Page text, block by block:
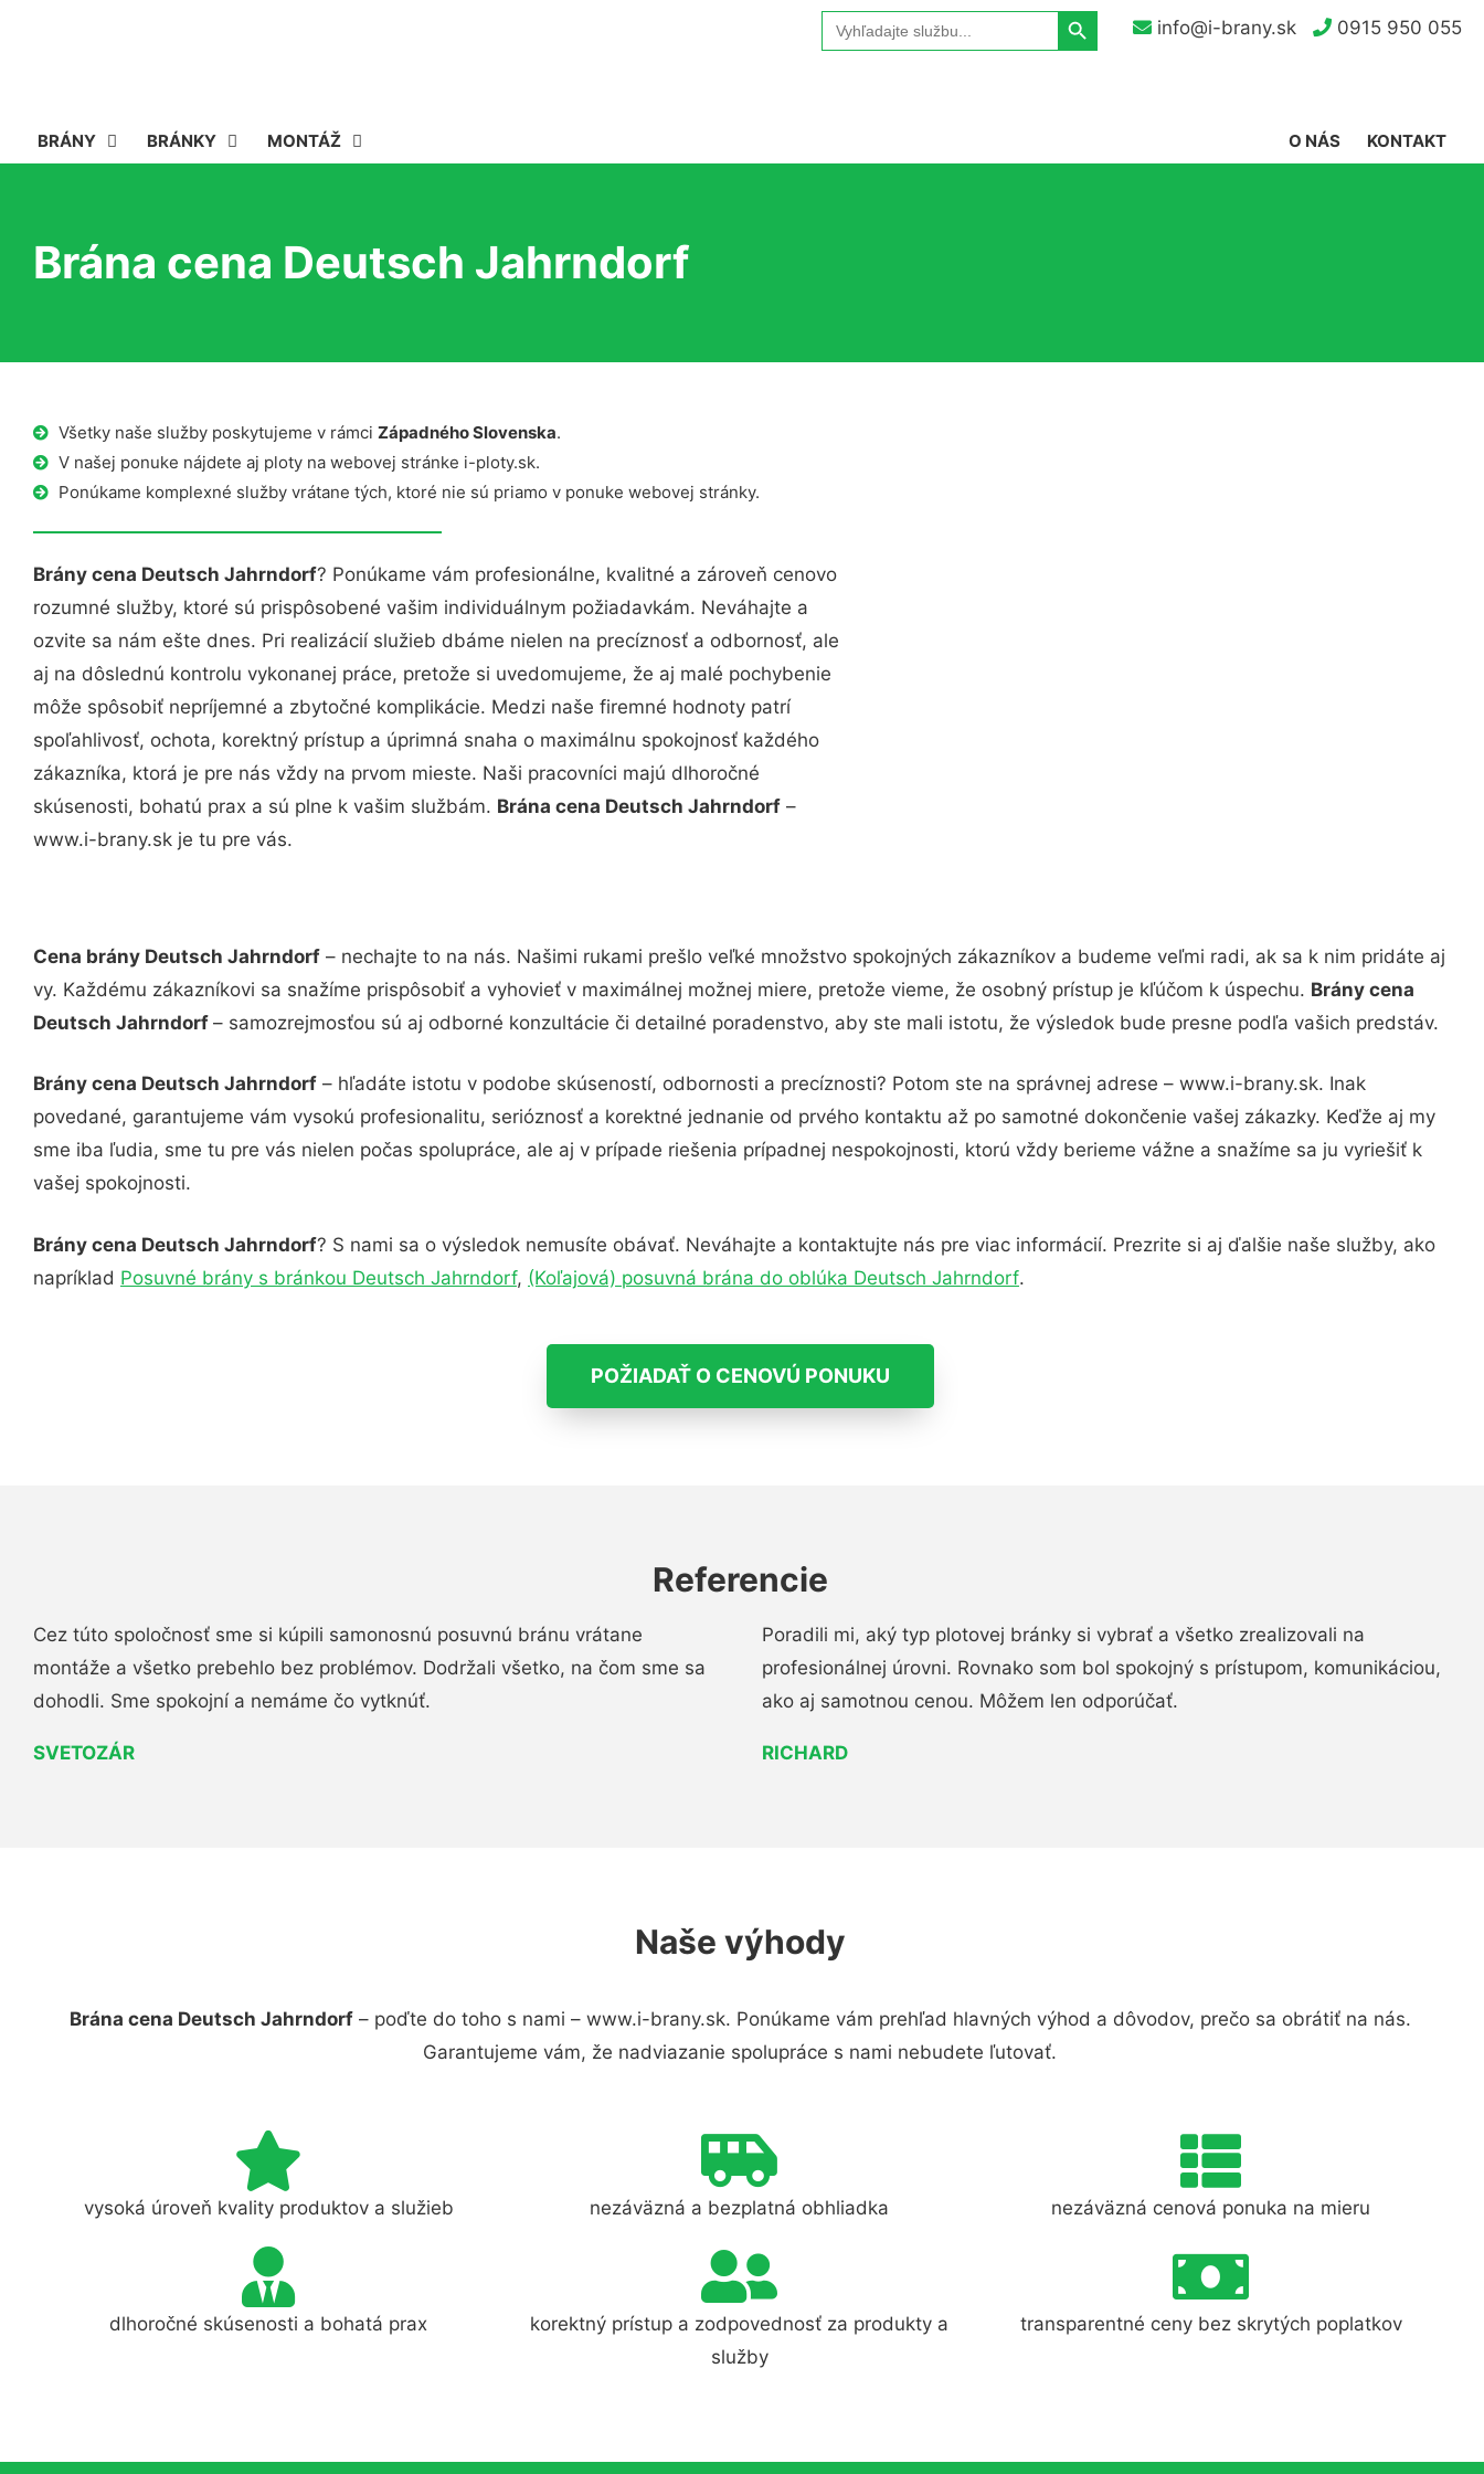
info@i-brany.sk 0915 950 055
Search
for:
Search Button
BRÁNY BRÁNKY MONTÁŽ KONTAKT
O NÁS
Brána cena Deutsch Jahrndorf
Všetky naše služby poskytujeme v rámci Západného Slovenska.
V našej ponuke nájdete aj ploty na webovej stránke i-ploty.sk.
Ponúkame komplexné služby vrátane tých, ktoré nie sú priamo v ponuke webovej stránky.
Brány cena Deutsch Jahrndorf? Ponúkame vám profesionálne, kvalitné a zároveň cenovo
rozumné služby, ktoré sú prispôsobené vašim individuálnym požiadavkám. Neváhajte a
ozvite sa nám ešte dnes. Pri realizácií služieb dbáme nielen na precíznosť a odbornosť, ale
aj na dôslednú kontrolu vykonanej práce, pretože si uvedomujeme, že aj malé pochybenie
môže spôsobiť nepríjemné a zbytočné komplikácie. Medzi naše firemné hodnoty patrí
spoľahlivosť, ochota, korektný prístup a úprimná snaha o maximálnu spokojnosť každého
zákazníka, ktorá je pre nás vždy na prvom mieste. Naši pracovníci majú dlhoročné
skúsenosti, bohatú prax a sú plne k vašim službám. Brána cena Deutsch Jahrndorf –
www.i-brany.sk je tu pre vás.
Cena brány Deutsch Jahrndorf – nechajte to na nás. Našimi rukami prešlo veľké množstvo spokojných zákazníkov a budeme veľmi radi, ak sa k nim pridáte aj
vy. Každému zákazníkovi sa snažíme prispôsobiť a vyhovieť v maximálnej možnej miere, pretože vieme, že osobný prístup je kľúčom k úspechu. Brány cena
Deutsch Jahrndorf – samozrejmosťou sú aj odborné konzultácie či detailné poradenstvo, aby ste mali istotu, že výsledok bude presne podľa vašich predstáv.
Brány cena Deutsch Jahrndorf – hľadáte istotu v podobe skúseností, odbornosti a precíznosti? Potom ste na správnej adrese – www.i-brany.sk. Inak
povedané, garantujeme vám vysokú profesionalitu, serióznosť a korektné jednanie od prvého kontaktu až po samotné dokončenie vašej zákazky. Keďže aj my
sme iba ľudia, sme tu pre vás nielen počas spolupráce, ale aj v prípade riešenia prípadnej nespokojnosti, ktorú vždy berieme vážne a snažíme sa ju vyriešiť k
vašej spokojnosti.
Brány cena Deutsch Jahrndorf? S nami sa o výsledok nemusíte obávať. Neváhajte a kontaktujte nás pre viac informácií. Prezrite si aj ďalšie naše služby, ako
napríklad Posuvné brány s bránkou Deutsch Jahrndorf, (Koľajová) posuvná brána do oblúka Deutsch Jahrndorf.
POŽIADAŤ O CENOVÚ PONUKU
Referencie
Cez túto spoločnosť sme si kúpili samonosnú posuvnú bránu vrátane
montáže a všetko prebehlo bez problémov. Dodržali všetko, na čom sme sa
dohodli. Sme spokojní a nemáme čo vytknúť.
SVETOZÁR
Poradili mi, aký typ plotovej bránky si vybrať a všetko zrealizovali na
profesionálnej úrovni. Rovnako som bol spokojný s prístupom, komunikáciou,
ako aj samotnou cenou. Môžem len odporúčať.
RICHARD
Naše výhody
Brána cena Deutsch Jahrndorf– poďte do toho s nami – www.i-brany.sk. Ponúkame vám prehľad hlavných výhod a dôvodov, prečo sa obrátiť na nás.
Garantujeme vám, že nadviazanie spolupráce s nami nebudete ľutovať.
vysoká úroveň kvality produktov a služieb nezáväzná a bezplatná obhliadka nezáväzná cenová ponuka na mieru
dlhoročné skúsenosti a bohatá prax
korektný prístup a zodpovednosť za produkty a
služby
transparentné ceny bez skrytých poplatkov